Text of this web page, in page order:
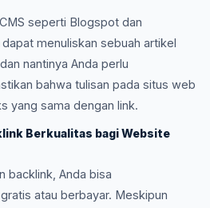
seperti Blogspot dan
menuliskan sebuah artikel
nantinya Anda perlu
bahwa tulisan pada situs web
yang sama dengan link.
Berkualitas bagi Website
backlink, Anda bisa
atau berbayar. Meskipun